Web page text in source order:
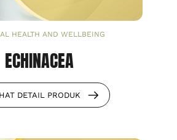
HEALTH AND WELLBEING
ECHINACEA
DETAIL PRODUK